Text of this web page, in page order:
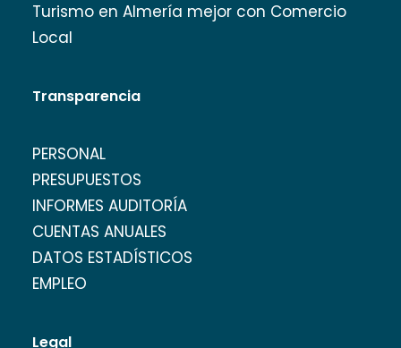
Turismo en Almería mejor con Comercio
Local
Transparencia
PERSONAL
PRESUPUESTOS
INFORMES AUDITORÍA
CUENTAS ANUALES
DATOS ESTADÍSTICOS
EMPLEO
Legal